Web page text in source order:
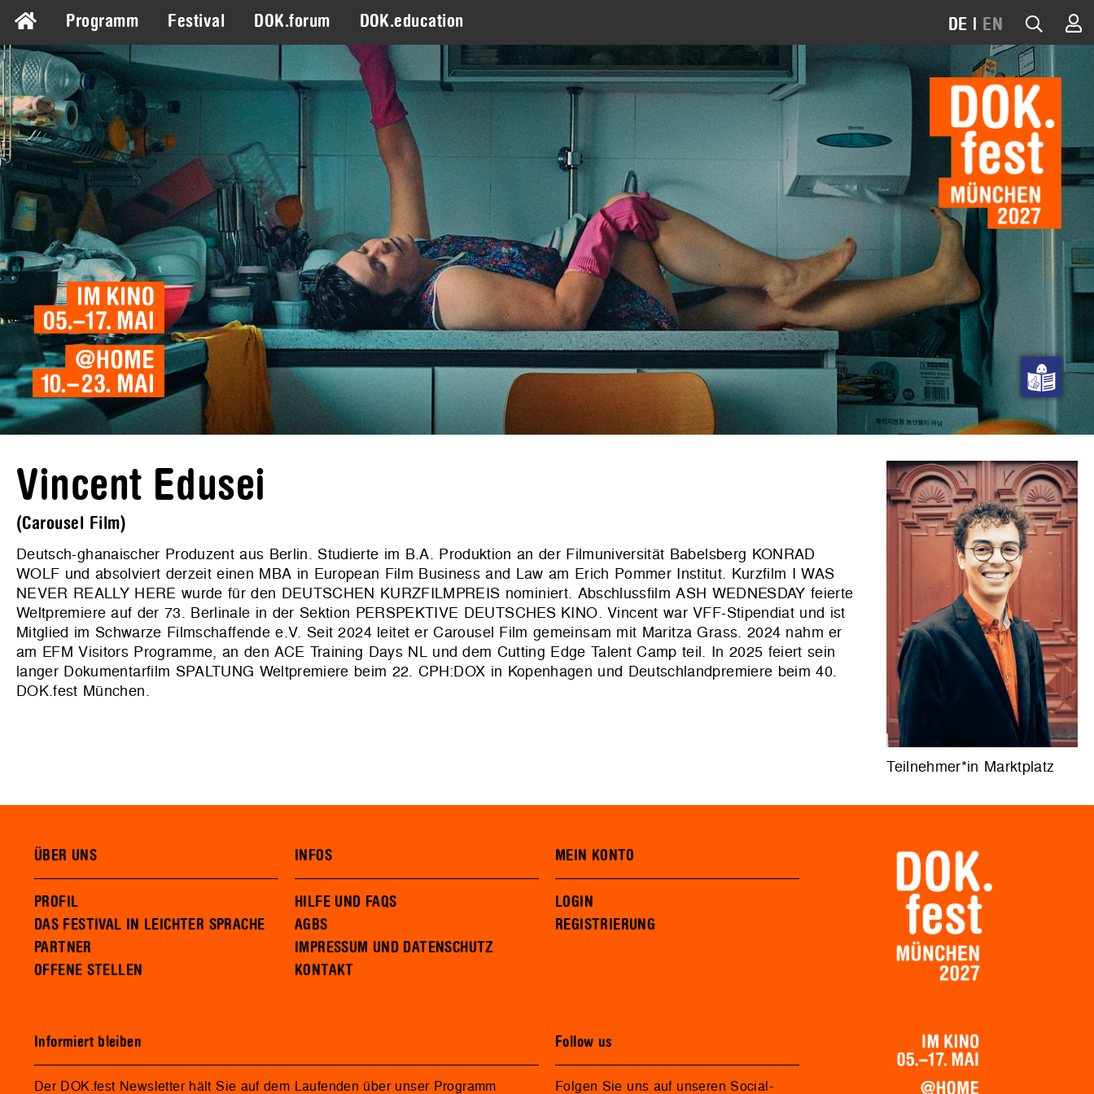
Programm Festival DOK.forum DOK.education DE | EN
Vincent Edusei
(Carousel Film)
Deutsch-ghanaischer Produzent aus Berlin. Studierte im B.A. Produktion an der Filmuniversität Babelsberg KONRAD
WOLF und absolviert derzeit einen MBA in European Film Business and Law am Erich Pommer Institut. Kurzfilm I WAS
NEVER REALLY HERE wurde für den DEUTSCHEN KURZFILMPREIS nominiert. Abschluss­film ASH WEDNESDAY feierte
Welt­premiere auf der 73. Berlinale in der Sektion PERSPEKTIVE DEUTSCHES KINO. Vincent war VFF-Stipendiat und ist
Mitglied im Schwarze Filmschaffende e.V. Seit 2024 leitet er Carousel Film gemeinsam mit Maritza Grass. 2024 nahm er
am EFM Visitors Programme, an den ACE Training Days NL und dem Cutting Edge Talent Camp teil. In 2025 feiert sein
langer Dokumentar­film SPALTUNG Weltpremiere beim 22. CPH:DOX in Kopenhagen und Deutschlandpremiere beim 40.
DOK.fest München.
Teilnehmer*in Marktplatz
ÜBER UNS
PROFIL
DAS FESTIVAL IN LEICHTER SPRACHE
PARTNER
OFFENE STELLEN
INFOS
HILFE UND FAQS
AGBS
IMPRESSUM UND DATENSCHUTZ
KONTAKT
MEIN KONTO
LOGIN
REGISTRIERUNG
Informiert bleiben
Der DOK.fest Newsletter hält Sie auf dem Laufenden über unser Programm
Follow us
Folgen Sie uns auf unseren Social-